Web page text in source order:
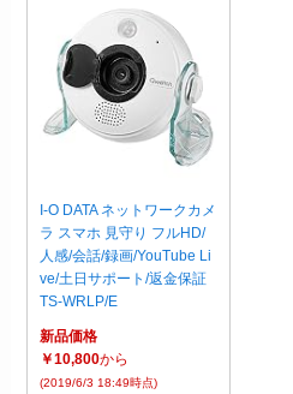
I-O DATA ネットワークカメ
ラ スマホ 見守り フルHD/
人感/会話/録画/YouTube Li
ve/土日サポート/返金保証
TS-WRLP/E
新品価格
￥10,800から
(2019/6/3 18:49時点)